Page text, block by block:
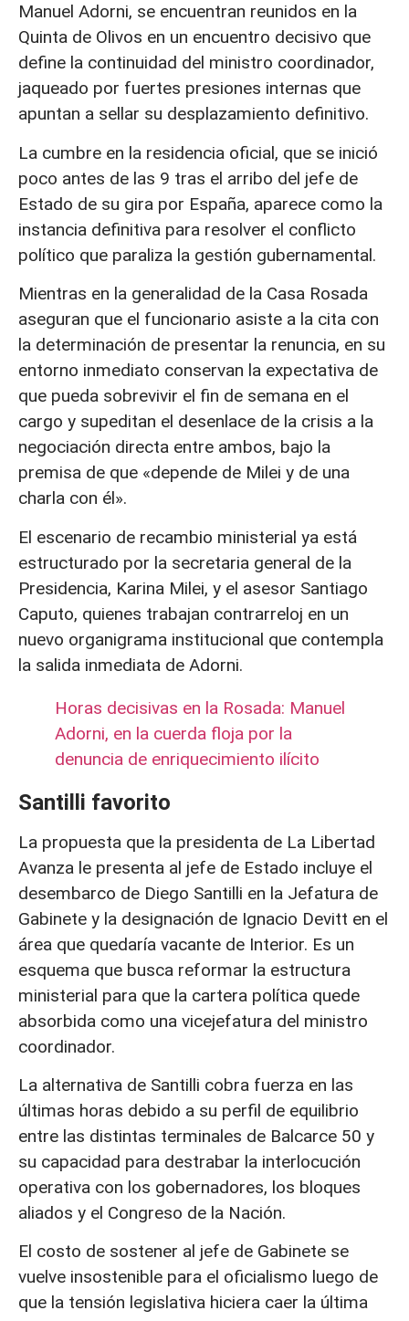
Manuel Adorni, se encuentran reunidos en la
Quinta de Olivos en un encuentro decisivo que
define la continuidad del ministro coordinador,
jaqueado por fuertes presiones internas que
apuntan a sellar su desplazamiento definitivo.
La cumbre en la residencia oficial, que se inició
poco antes de las 9 tras el arribo del jefe de
Estado de su gira por España, aparece como la
instancia definitiva para resolver el conflicto
político que paraliza la gestión gubernamental.
Mientras en la generalidad de la Casa Rosada
aseguran que el funcionario asiste a la cita con
la determinación de presentar la renuncia, en su
entorno inmediato conservan la expectativa de
que pueda sobrevivir el fin de semana en el
cargo y supeditan el desenlace de la crisis a la
negociación directa entre ambos, bajo la
premisa de que «depende de Milei y de una
charla con él».
El escenario de recambio ministerial ya está
estructurado por la secretaria general de la
Presidencia, Karina Milei, y el asesor Santiago
Caputo, quienes trabajan contrarreloj en un
nuevo organigrama institucional que contempla
la salida inmediata de Adorni.
Horas decisivas en la Rosada: Manuel
Adorni, en la cuerda floja por la
denuncia de enriquecimiento ilícito
Santilli favorito
La propuesta que la presidenta de La Libertad
Avanza le presenta al jefe de Estado incluye el
desembarco de Diego Santilli en la Jefatura de
Gabinete y la designación de Ignacio Devitt en el
área que quedaría vacante de Interior. Es un
esquema que busca reformar la estructura
ministerial para que la cartera política quede
absorbida como una vicejefatura del ministro
coordinador.
La alternativa de Santilli cobra fuerza en las
últimas horas debido a su perfil de equilibrio
entre las distintas terminales de Balcarce 50 y
su capacidad para destrabar la interlocución
operativa con los gobernadores, los bloques
aliados y el Congreso de la Nación.
El costo de sostener al jefe de Gabinete se
vuelve insostenible para el oficialismo luego de
que la tensión legislativa hiciera caer la última